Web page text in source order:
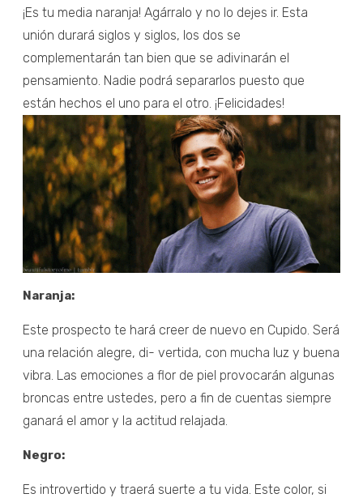
¡Es tu media naranja! Agárralo y no lo dejes ir. Esta
unión durará siglos y siglos, los dos se
complementarán tan bien que se adivinarán el
pensamiento. Nadie podrá separarlos puesto que
están hechos el uno para el otro. ¡Felicidades!
Naranja:
Este prospecto te hará creer de nuevo en Cupido. Será
una relación alegre, di- vertida, con mucha luz y buena
vibra. Las emociones a flor de piel provocarán algunas
broncas entre ustedes, pero a fin de cuentas siempre
ganará el amor y la actitud relajada.
Negro:
Es introvertido y traerá suerte a tu vida. Este color, si